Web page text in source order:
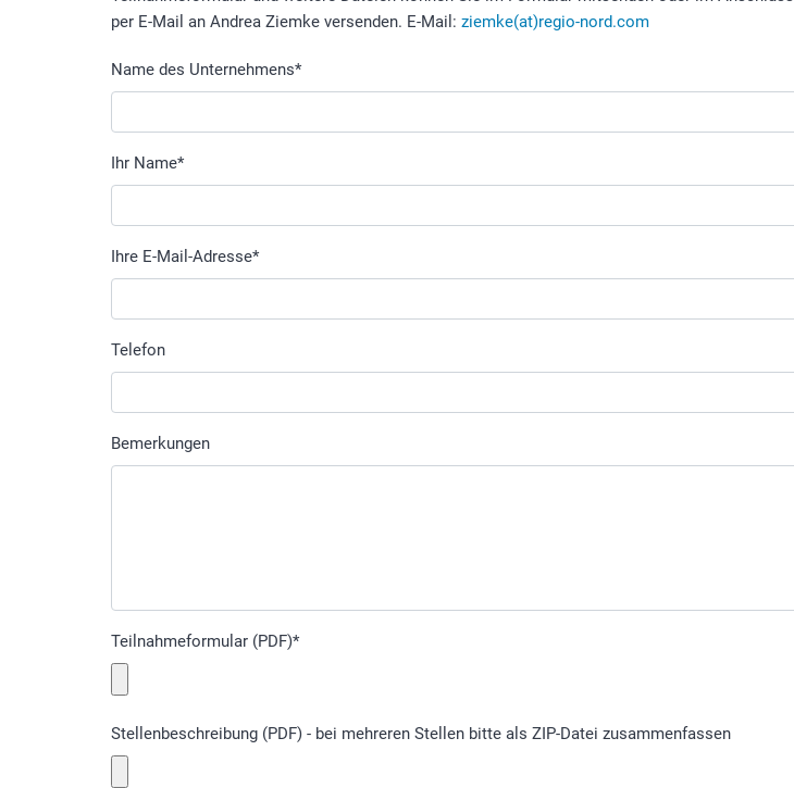
per E-Mail an Andrea Ziemke versenden. E-Mail: ziemke(at)regio-nord.com
Name des Unternehmens*
Ihr Name*
Ihre E-Mail-Adresse*
Telefon
Bemerkungen
Teilnahmeformular (PDF)*
Stellenbeschreibung (PDF) - bei mehreren Stellen bitte als ZIP-Datei zusammenfassen